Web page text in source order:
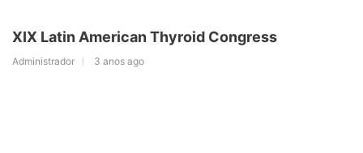
XIX Latin American Thyroid Congress
Administrador 3 anos ago